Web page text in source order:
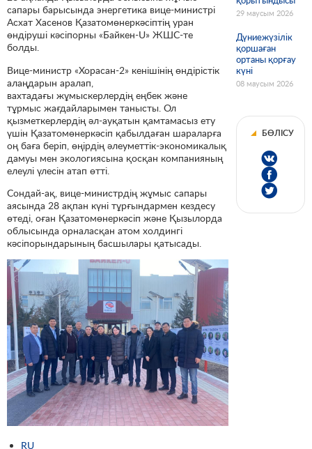
сапары барысында энергетика вице-министрі
Асхат Хасенов Қазатомөнеркәсіптің уран
өндіруші кәсіпорны «Байкен-U» ЖШС-те
болды.
Вице-министр «Хорасан-2» кенішінің өндірістік
алаңдарын аралап,
вахтадағы жұмыскерлердің еңбек және
тұрмыс жағдайларымен танысты. Ол
қызметкерлердің әл-ауқатын қамтамасыз ету
үшін Қазатомөнеркәсіп қабылдаған шараларға
оң баға беріп, өңірдің әлеуметтік-экономикалық
дамуы мен экологиясына қосқан компанияның
елеулі үлесін атап өтті.
Сондай-ақ, вице-министрдің жұмыс сапары
аясында 28 ақпан күні тұрғындармен кездесу
өтеді, оған Қазатомөнеркәсіп және Қызылорда
облысында орналасқан атом холдингі
кәсіпорындарының басшылары қатысады.
RU
29 маусым 2026
Дүниежүзілік
қоршаған
ортаны қорғау
күні
08 маусым 2026
БӨЛІСУ